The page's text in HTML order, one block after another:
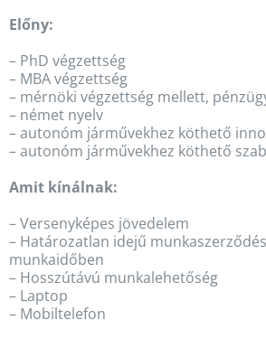
Előny:
– PhD végzettség
– MBA végzettség
– mérnöki végzettség mellett,
– német nyelv
– autonóm járművekhez köthető
– autonóm járművekhez köthető
Amit kínálnak:
– Versenyképes jövedelem
– Határozatlan idejű
munkaidőben
– Hosszútávú munkalehetőség
– Laptop
– Mobiltelefon